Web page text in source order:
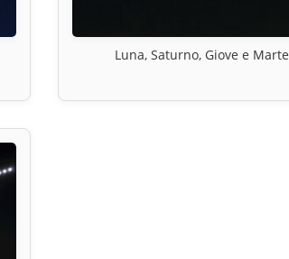
Luna, Saturno, Giove e Marte